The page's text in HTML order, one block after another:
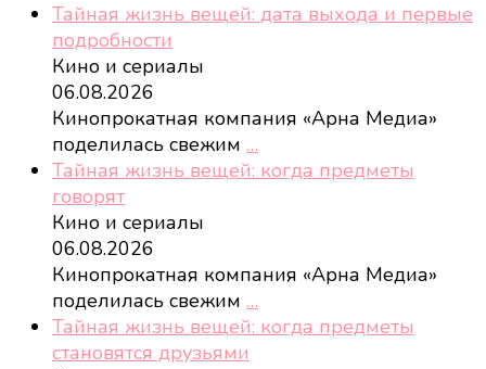
Тайная жизнь вещей: дата выхода и первые
подробности
Кино и сериалы
06.08.2026
Кинопрокатная компания «Арна Медиа»
поделилась свежим …
Тайная жизнь вещей: когда предметы
говорят
Кино и сериалы
06.08.2026
Кинопрокатная компания «Арна Медиа»
поделилась свежим …
Тайная жизнь вещей: когда предметы
становятся друзьями